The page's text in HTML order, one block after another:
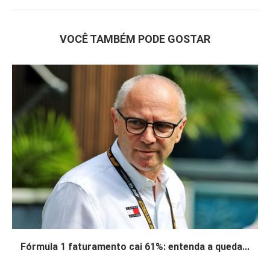
VOCÊ TAMBÉM PODE GOSTAR
Fórmula 1 faturamento cai 61%: entenda a queda...